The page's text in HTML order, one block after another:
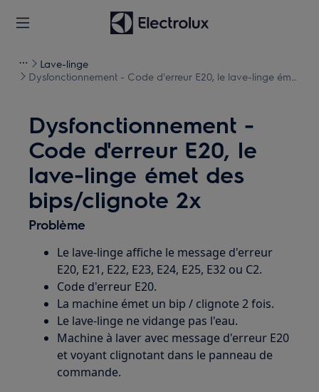
Lave-linge
Dysfonctionnement - Code d'erreur E20, le lave-linge émet
Dysfonctionnement -
Code d'erreur E20, le
lave-linge émet des
bips/clignote 2x
Problème
Le lave-linge affiche le message d'erreur
E20, E21, E22, E23, E24, E25, E32 ou C2.
Code d'erreur E20.
La machine émet un bip / clignote 2 fois.
Le lave-linge ne vidange pas l'eau.
Machine à laver avec message d'erreur E20
et voyant clignotant dans le panneau de
commande.